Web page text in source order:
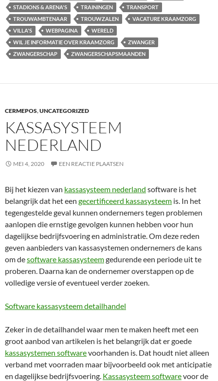
STADIONS & ARENA'S TRAININGEN
TRANSPORT
TROUWAMBTENAAR
TROUWZALEN
VACATURE KRAAMZORG
VILLA'S
WEBPAGINA
WERELD
WIL JE INFORMATIE OVER KRAAMZORG
ZWANGER
ZWANGERSCHAP
ZWANGERSCHAPSMAANDEN
CERMEPOS,UNCATEGORIZED
KASSASYSTEEM
NEDERLAND
MEI 4, 2020 EEN REACTIE PLAATSEN
Bij het kiezen van kassasysteem nederland software is het
belangrijk dat het een gecertificeerd kassasysteem is. In het
tegengestelde geval kunnen ondernemers tegen problemen
aanlopen die ernstige gevolgen kunnen hebben voor hun
dagelijkse bedrijfsvoering en administratie. Om deze reden
geven aanbieders van kassasystemen ondernemers de kans
om desoftware kassasysteemgedurende een periode uit te
proberen. Daarna kan de ondernemer overstappen op de
volledige versie of eventueel verder zoeken.
Software kassasysteem detailhandel
Zeker in de detailhandel waar men te maken heeft met een
groot aanbod van artikelen is het belangrijk dat er goede
kassasystemen softwarevoorhanden is. Dat houdt niet alleen
verband met voorraden maar bijvoorbeeld ook met anticipatie
en dagelijkse bedrijfsvoering. Kassasysteem softwarevoor de